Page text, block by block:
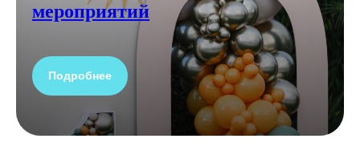
мероприятий
Подробнее